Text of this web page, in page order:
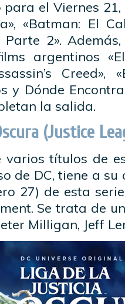
el Viernes 21,
«Batman: El
2».
argentinos
Creed»,
y Dónde
la salida.
(Justice
varios títulos de
de DC, tiene a
27) de esta
Se trata de
Milligan, Jeff